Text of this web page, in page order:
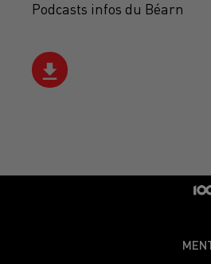
Podcasts infos du Béarn